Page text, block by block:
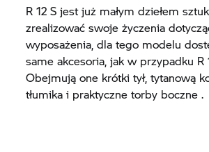
R 12 S jest już małym dziełem
zrealizować swoje życzenia
wyposażenia, dla tego modelu
same akcesoria, jak w przypadku R
Obejmują one krótki tył, tytanową
tłumika i praktyczne torby boczne .